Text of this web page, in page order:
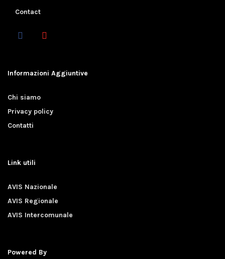
Contact
Informazioni Aggiuntive
Chi siamo
Privacy policy
Contatti
Link utili
AVIS Nazionale
AVIS Regionale
AVIS Intercomunale
Powered By